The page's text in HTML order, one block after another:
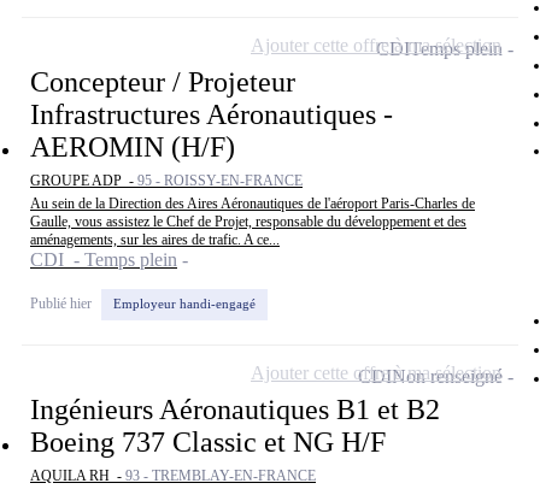
Concepteur / Projeteur
Infrastructures Aéronautiques -
AEROMIN (H/F)
GROUPE ADP - 95 - ROISSY-EN-FRANCE
Au sein de la Direction des Aires Aéronautiques de l'aéroport Paris-Charles de
Gaulle, vous assistez le Chef de Projet, responsable du développement et des
aménagements, sur les aires de trafic. A ce...
CDI - Temps plein
Publié hier Employeur handi-engagé
CDITemps plein
Ajouter cette offre à ma sélection
Ingénieurs Aéronautiques B1 et B2
Boeing 737 Classic et NG H/F
AQUILA RH - 93 - TREMBLAY-EN-FRANCE
CDINon renseigné
Ajouter cette offre à ma sélection